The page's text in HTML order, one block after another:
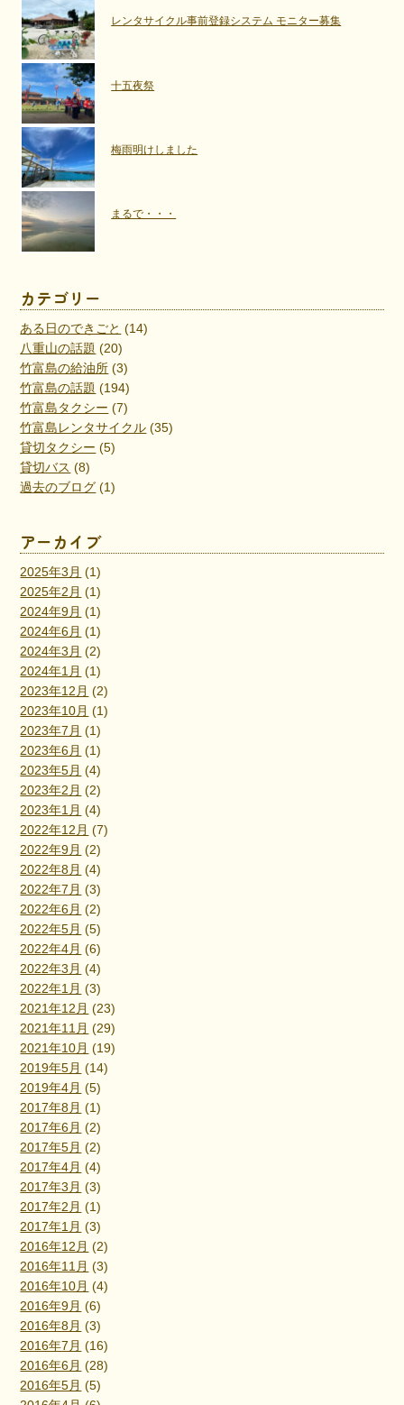
レンタサイクル事前登録システム モニター募集
十五夜祭
梅雨明けしました
まるで・・・
カテゴリー
ある日のできごと (14)
八重山の話題 (20)
竹富島の給油所 (3)
竹富島の話題 (194)
竹富島タクシー (7)
竹富島レンタサイクル (35)
貸切タクシー (5)
貸切バス (8)
過去のブログ (1)
アーカイブ
2025年3月 (1)
2025年2月 (1)
2024年9月 (1)
2024年6月 (1)
2024年3月 (2)
2024年1月 (1)
2023年12月 (2)
2023年10月 (1)
2023年7月 (1)
2023年6月 (1)
2023年5月 (4)
2023年2月 (2)
2023年1月 (4)
2022年12月 (7)
2022年9月 (2)
2022年8月 (4)
2022年7月 (3)
2022年6月 (2)
2022年5月 (5)
2022年4月 (6)
2022年3月 (4)
2022年1月 (3)
2021年12月 (23)
2021年11月 (29)
2021年10月 (19)
2019年5月 (14)
2019年4月 (5)
2017年8月 (1)
2017年6月 (2)
2017年5月 (2)
2017年4月 (4)
2017年3月 (3)
2017年2月 (1)
2017年1月 (3)
2016年12月 (2)
2016年11月 (3)
2016年10月 (4)
2016年9月 (6)
2016年8月 (3)
2016年7月 (16)
2016年6月 (28)
2016年5月 (5)